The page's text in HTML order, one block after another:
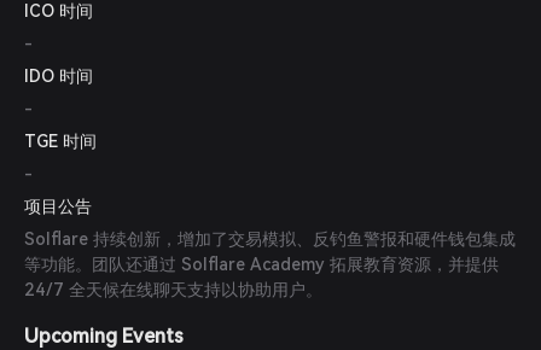
ICO 时间
-
IDO 时间
-
TGE 时间
-
项目公告
Solflare 持续创新，增加了交易模拟、反钓鱼警报和硬件钱包集成
等功能。团队还通过 Solflare Academy 拓展教育资源，并提供
24/7 全天候在线聊天支持以协助用户。
Upcoming Events